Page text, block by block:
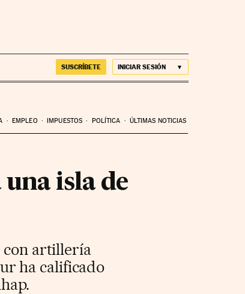
SUSCRÍBETE INICIAR SESIÓN
EMPLEO IMPUESTOS POLÍTICA ÚLTIMAS NOTICIAS
isla de
con artillería
ha calificado